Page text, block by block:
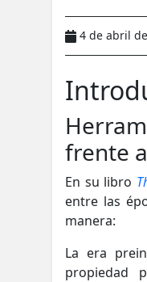
4 de abril
frente
En su libro
entre las
manera:
La era
propiedad